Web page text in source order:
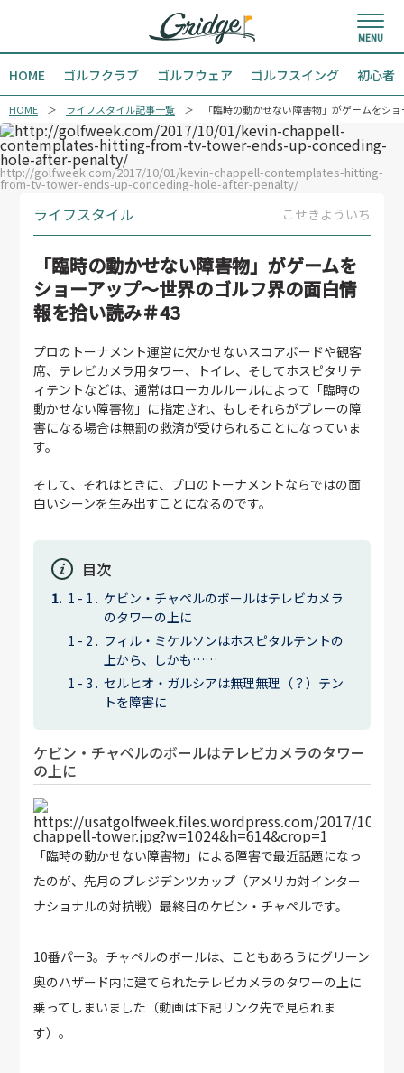
HOME ゴルフクラブ ゴルフウェア ゴルフスイング 初心者
HOME ライフスタイル記事一覧 「臨時の動かせない障害物」がゲームをシ
http://golfweek.com/2017/10/01/kevin-chappell-contemplates-hitting-
from-tv-tower-ends-up-conceding-hole-after-penalty/
ライフスタイル こせきよういち
「臨時の動かせない障害物」がゲームを
ショーアップ～世界のゴルフ界の面白情
報を拾い読み＃43
プロのトーナメント運営に欠かせないスコアボードや観客
席、テレビカメラ用タワー、トイレ、そしてホスピタリテ
ィテントなどは、通常はローカルルールによって「臨時の
動かせない障害物」に指定され、もしそれらがプレーの障
害になる場合は無罰の救済が受けられることになっていま
す。
そして、それはときに、プロのトーナメントならではの面
白いシーンを生み出すことになるのです。
目次
ケビン・チャペルのボールはテレビカメラ
のタワーの上に
フィル・ミケルソンはホスピタルテントの
上から、しかも……
セルヒオ・ガルシアは無理無理（？）テン
トを障害に
ケビン・チャペルのボールはテレビカメラのタワー
の上に
https://usatgolfweek.files.wordpress.com/2017/10/
chappell-tower.jpg?w=1024&h=614&crop=1
「臨時の動かせない障害物」による障害で最近話題になっ
たのが、先月のプレジデンツカップ（アメリカ対インター
ナショナルの対抗戦）最終日のケビン・チャペルです。
10番パー3。チャペルのボールは、こともあろうにグリーン
奥のハザード内に建てられたテレビカメラのタワーの上に
乗ってしまいました（動画は下記リンク先で見られま
す）。